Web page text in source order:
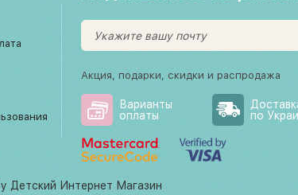
Акция, подарки, скидки и распродажа
Варианты
оплаты
по
Детский Интернет Магазин